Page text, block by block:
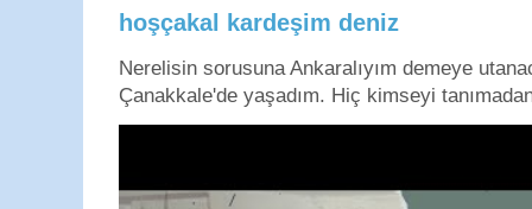
hoşçakal kardeşim deniz
Nerelisin sorusuna Ankaralıyım demeye
Çanakkale'de yaşadım. Hiç kimseyi